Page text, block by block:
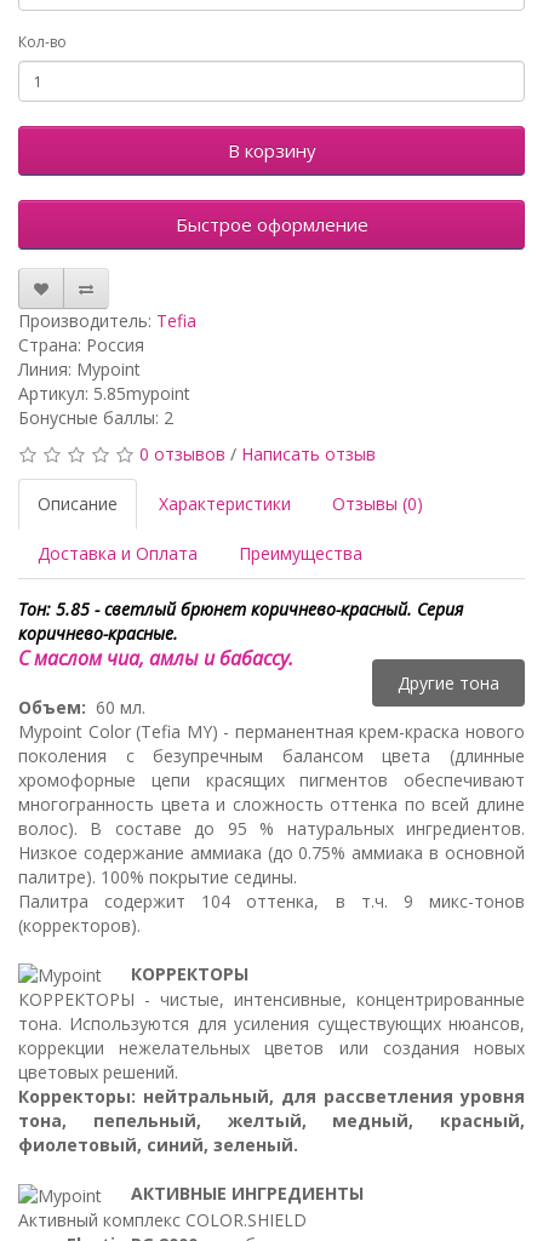
Кол-во
В корзину
Быстрое оформление
Производитель: Tefia
Страна: Россия
Линия: Mypoint
Артикул: 5.85mypoint
Бонусные баллы: 2
0 отзывов / Написать отзыв
Описание Характеристики Отзывы (0)
Доставка и Оплата Преимущества
Тон: 5.85 - светлый брюнет коричнево-красный. Серия
коричнево-красные.
С маслом чиа, амлы и бабассу.
Другие тона
Объем: 60 мл.
Mypoint Color (Tefia MY) - перманентная крем-краска нового
поколения с безупречным балансом цвета (длинные
хромофорные цепи красящих пигментов обеспечивают
многогранность цвета и сложность оттенка по всей длине
волос). В составе до 95 % натуральных ингредиентов.
Низкое содержание аммиака (до 0.75% аммиака в основной
палитре). 100% покрытие седины.
Палитра содержит 104 оттенка, в т.ч. 9 микс-тонов
(корректоров).
КОРРЕКТОРЫ
КОРРЕКТОРЫ - чистые, интенсивные, концентрированные
тона. Используются для усиления существующих нюансов,
коррекции нежелательных цветов или создания новых
цветовых решений.
Корректоры: нейтральный, для рассветления уровня
тона, пепельный, желтый, медный, красный,
фиолетовый, синий, зеленый.
АКТИВНЫЕ ИНГРЕДИЕНТЫ
Активный комплекс COLOR.SHIELD